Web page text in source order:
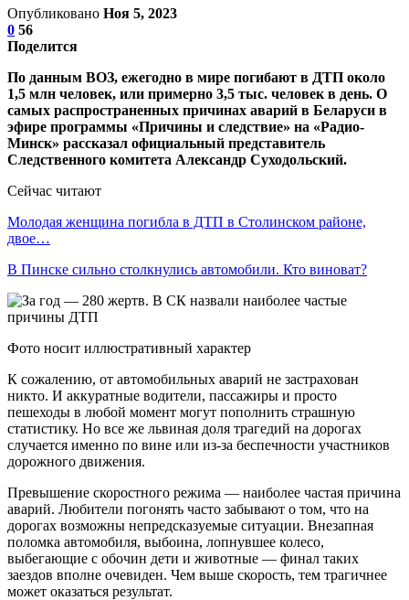
Опубликовано Ноя 5, 2023
0 56
Поделится
По данным ВОЗ, ежегодно в мире погибают в ДТП около
1,5 млн человек, или примерно 3,5 тыс. человек в день. О
самых распространенных причинах аварий в Беларуси в
эфире программы «Причины и следствие» на «Радио-
Минск» рассказал официальный представитель
Следственного комитета Александр Суходольский.
Сейчас читают
Молодая женщина погибла в ДТП в Столинском районе,
двое…
В Пинске сильно столкнулись автомобили. Кто виноват?
Фото носит иллюстративный характер
К сожалению, от автомобильных аварий не застрахован
никто. И аккуратные водители, пассажиры и просто
пешеходы в любой момент могут пополнить страшную
статистику. Но все же львиная доля трагедий на дорогах
случается именно по вине или из-за беспечности участников
дорожного движения.
Превышение скоростного режима — наиболее частая причина
аварий. Любители погонять часто забывают о том, что на
дорогах возможны непредсказуемые ситуации. Внезапная
поломка автомобиля, выбоина, лопнувшее колесо,
выбегающие с обочин дети и животные — финал таких
заездов вполне очевиден. Чем выше скорость, тем трагичнее
может оказаться результат.